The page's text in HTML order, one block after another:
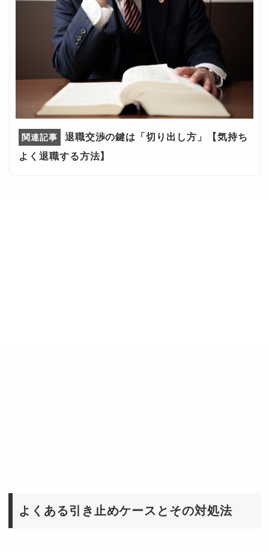
退職交渉の鍵は「切り出し方」【気持ち
よく退職する方法】
よくある引き止めケースとその対処法